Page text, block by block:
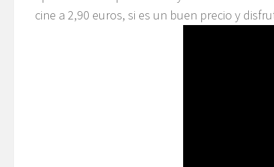
cine a 2,90 euros, si es un buen precio y